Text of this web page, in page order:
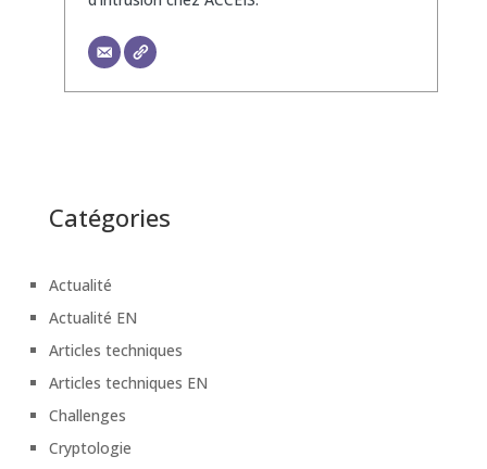
Catégories
Actualité
Actualité EN
Articles techniques
Articles techniques EN
Challenges
Cryptologie